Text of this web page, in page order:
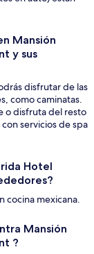
Mansión
y sus
disfrutar de las
como caminatas.
o disfruta del resto
servicios de spa
Hotel
cocina mexicana.
Mansión
?